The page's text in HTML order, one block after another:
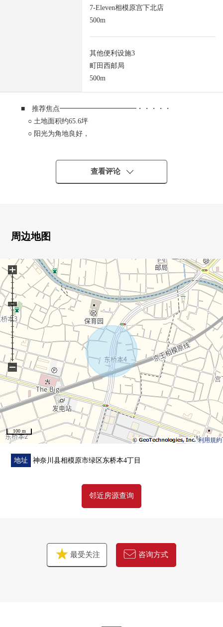
7-Eleven相模原宫下北店
500m
其他便利设施3
町田西邮局
500m
■ 推荐焦点━━━━━━━━━━━・・・・・
○ 土地面积约65.6坪
○ 阳光为角地良好，
○ 建筑面积比50%
○ 在建筑包含条件待售土地，没有
○ 横滨线、相模线、京王相模原线
"桥本"车站步行20分钟
※到负责随便请拿房源的详细、当地的参观希望
查看评论
周边地图
利用規約
100 m
+
−
地址 神奈川县相模原市绿区东桥本4丁目
邻近房源查询
最受关注 咨询方式